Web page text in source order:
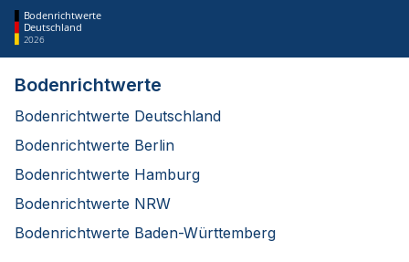
Bodenrichtwerte
Deutschland
2026
Bodenrichtwerte
Bodenrichtwerte Deutschland
Bodenrichtwerte Berlin
Bodenrichtwerte Hamburg
Bodenrichtwerte NRW
Bodenrichtwerte Baden-Württemberg